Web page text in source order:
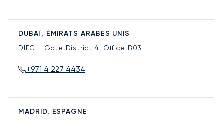
DUBAÏ, ÉMIRATS ARABES UNIS
DIFC - Gate District 4, Office B03
+971 4 227 4434
MADRID, ESPAGNE